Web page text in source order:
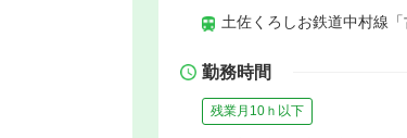
土佐くろしお鉄道中村線
勤務時間
残業月10ｈ以下